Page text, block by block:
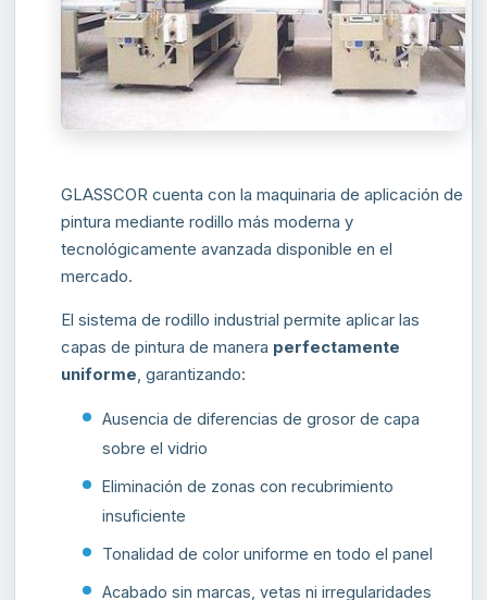
GLASSCOR cuenta con la maquinaria de aplicación de
pintura mediante rodillo más moderna y
tecnológicamente avanzada disponible en el
mercado.
El sistema de rodillo industrial permite aplicar las
capas de pintura de manera perfectamente
uniforme, garantizando:
Ausencia de diferencias de grosor de capa
sobre el vidrio
Eliminación de zonas con recubrimiento
insuficiente
Tonalidad de color uniforme en todo el panel
Acabado sin marcas, vetas ni irregularidades